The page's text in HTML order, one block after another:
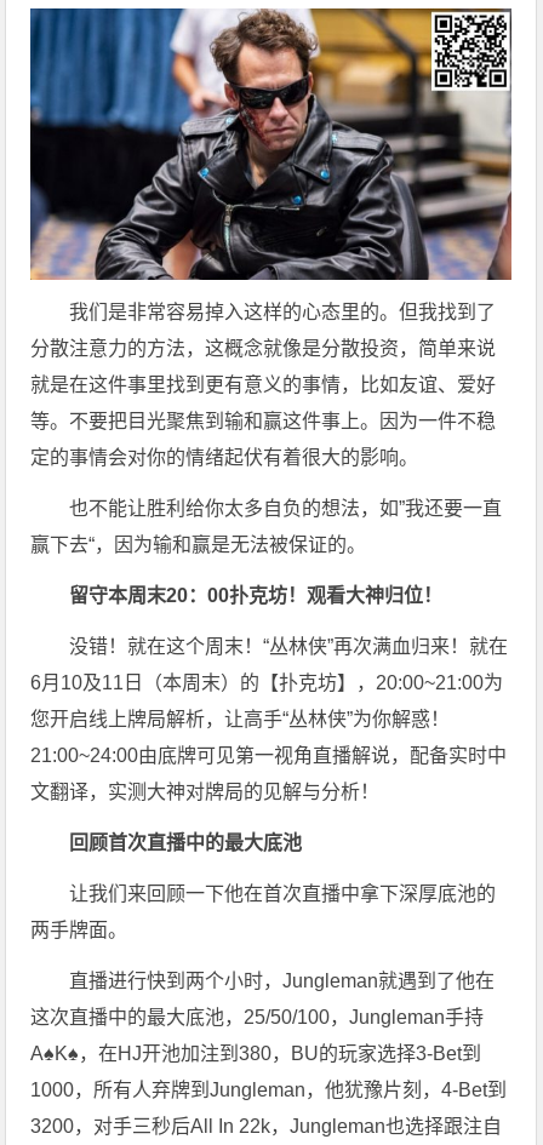
我们是非常容易掉入这样的心态里的。但我找到了
分散注意力的方法，这概念就像是分散投资，简单来说
就是在这件事里找到更有意义的事情，比如友谊、爱好
等。不要把目光聚焦到输和赢这件事上。因为一件不稳
定的事情会对你的情绪起伏有着很大的影响。
也不能让胜利给你太多自负的想法，如”我还要一直
赢下去“，因为输和赢是无法被保证的。
留守本周末20：00扑克坊！观看大神归位！
没错！就在这个周末！“丛林侠”再次满血归来！就在
6月10及11日（本周末）的【扑克坊】，20:00~21:00为
您开启线上牌局解析，让高手“丛林侠”为你解惑！
21:00~24:00由底牌可见第一视角直播解说，配备实时中
文翻译，实测大神对牌局的见解与分析！
回顾首次直播中的最大底池
让我们来回顾一下他在首次直播中拿下深厚底池的
两手牌面。
直播进行快到两个小时，Jungleman就遇到了他在
这次直播中的最大底池，25/50/100，Jungleman手持
A♠K♠，在HJ开池加注到380，BU的玩家选择3-Bet到
1000，所有人弃牌到Jungleman，他犹豫片刻，4-Bet到
3200，对手三秒后All In 22k，Jungleman也选择跟注自